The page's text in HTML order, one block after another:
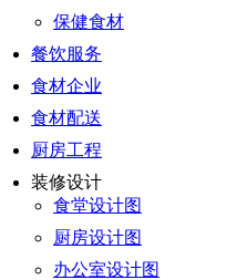
保健食材
餐饮服务
食材企业
食材配送
厨房工程
装修设计
食堂设计图
厨房设计图
办公室设计图